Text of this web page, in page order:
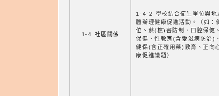
1-4 社區關係
1-4-2 學校結合衛生單位與地
體辦理健康促進活動。（如：
位、菸(檳)害防制、口腔保健
保健、性教育(含愛滋病防治)
健保(含正確用藥)教育、正向
康促進議題）